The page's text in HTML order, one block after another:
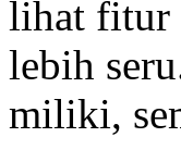
lihat fitur
lebih
miliki,